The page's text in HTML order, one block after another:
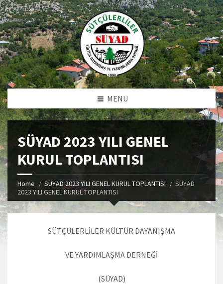
MENU
SÜYAD 2023 YILI GENEL
KURUL TOPLANTISI
Home SÜYAD 2023 YILI GENEL KURUL TOPLANTISI
SÜYAD
2023 YILI GENEL KURUL TOPLANTISI
SÜTÇÜLERLİLER KÜLTÜR DAYANIŞMA
VE YARDIMLAŞMA DERNEĞİ
(SÜYAD)